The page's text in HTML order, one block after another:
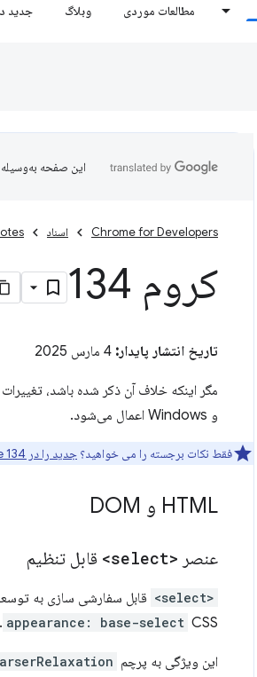
مطالعات موردی وبلاگ جدید
این صفحه به‌وسیله
Chrome for Developers اسناد
کروم 134
تاریخ انتشار پایدار:
و Windows اعمال می‌شود.
فقط نکات برجسته را می خواهید؟ جدید را در Chrome 134
HTML و DOM
عنصر <select> قابل تنظیم
<select> قابل سفارشی سازی به
appearance: base-select CSS.
این ویژگی به پرچم